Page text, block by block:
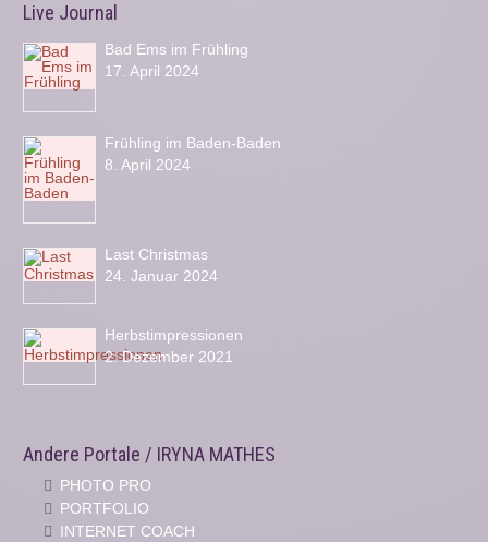
Live Journal
Bad Ems im Frühling
17. April 2024
Frühling im Baden-Baden
8. April 2024
Last Christmas
24. Januar 2024
Herbstimpressionen
2. Dezember 2021
Andere Portale / IRYNA MATHES
PHOTO PRO
PORTFOLIO
INTERNET COACH